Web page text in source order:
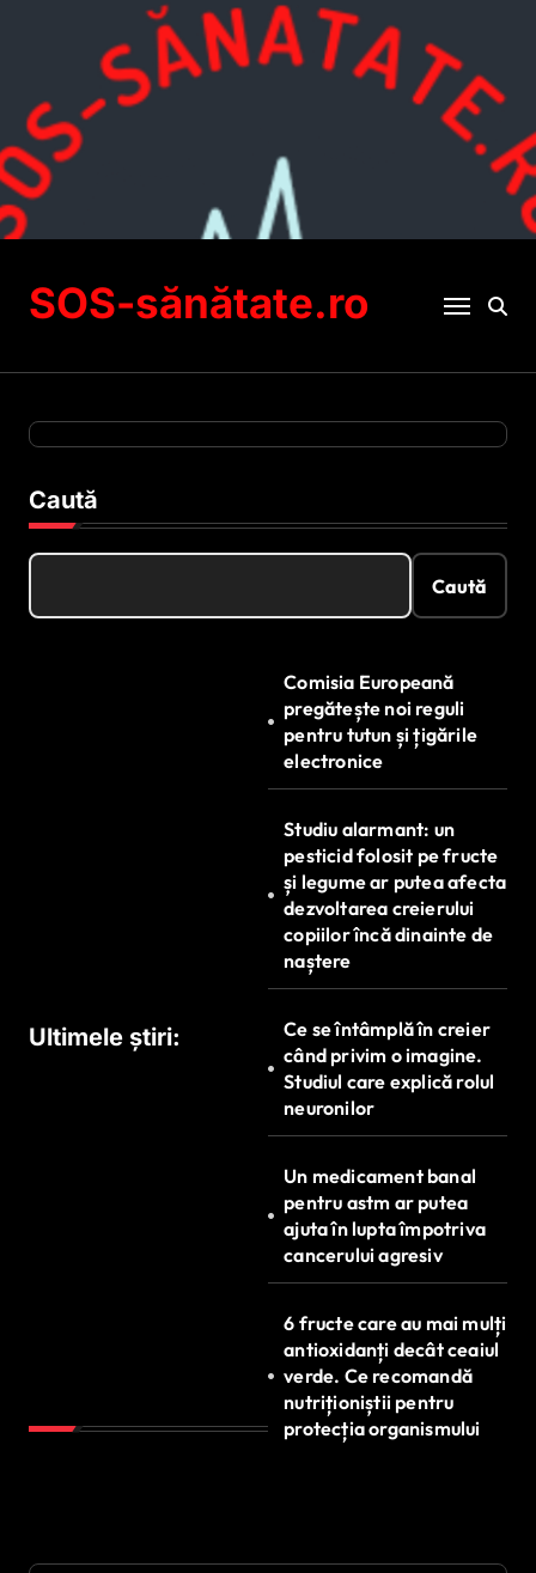
SOS-sănătate.ro
Caută
Caută
Ultimele știri:
Comisia Europeană
pregătește noi reguli
pentru tutun și țigările
electronice
Studiu alarmant: un
pesticid folosit pe fructe
și legume ar putea afecta
dezvoltarea creierului
copiilor încă dinainte de
naștere
Ce se întâmplă în creier
când privim o imagine.
Studiul care explică rolul
neuronilor
Un medicament banal
pentru astm ar putea
ajuta în lupta împotriva
cancerului agresiv
6 fructe care au mai mulți
antioxidanți decât ceaiul
verde. Ce recomandă
nutriționiștii pentru
protecția organismului